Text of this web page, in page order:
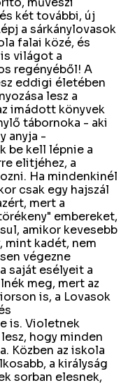
két további, új
a sárkánylovasok
falai közé, és
világot a
regényéből! A
eddigi életében
lesz a
imádott könyvek
tábornoka - aki
anyja -
be kell lépnie a
elitjéhez, a
Ha mindenkinél
csak egy hajszál
mert a
embereket,
amikor kevesebb
mint kadét, nem
végezne
saját esélyeit a
meg, mert az
is, a Lovasok
is. Violetnek
hogy minden
Közben az iskola
a királyság
sorban elesnek,